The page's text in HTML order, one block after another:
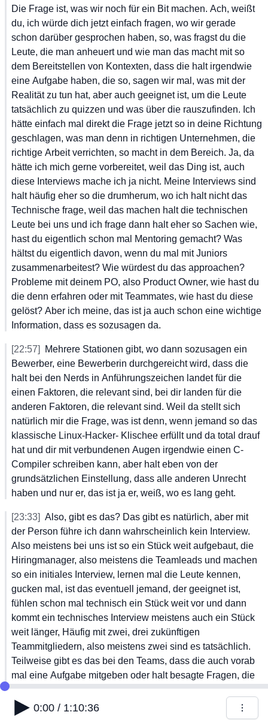
Die Frage ist, was wir noch für ein Bit machen. Ach, weißt
du, ich würde dich jetzt einfach fragen, wo wir gerade
schon darüber gesprochen haben, so, was fragst du die
Leute, die man anheuert und wie man das macht mit so
dem Bereitstellen von Kontexten, dass die halt irgendwie
eine Aufgabe haben, die so, sagen wir mal, was mit der
Realität zu tun hat, aber auch geeignet ist, um die Leute
tatsächlich zu quizzen und was über die rauszufinden. Ich
hätte einfach mal direkt die Frage jetzt so in deine Richtung
geschlagen, was man denn in richtigen Unternehmen, die
richtige Arbeit verrichten, so macht in dem Bereich. Ja, da
hätte ich mich gerne vorbereitet, weil das Ding ist, auch
diese Interviews mache ich ja nicht. Meine Interviews sind
halt häufig eher so die drumherum, wo ich halt nicht das
Technische frage, weil das machen halt die technischen
Leute bei uns und ich frage dann halt eher so Sachen wie,
hast du eigentlich schon mal Mentoring gemacht? Was
hältst du eigentlich davon, wenn du mal mit Juniors
zusammenarbeitest? Wie würdest du das approachen?
Probleme mit deinem PO, also Product Owner, wie hast du
die denn erfahren oder mit Teammates, wie hast du diese
gelöst? Aber ich meine, das ist ja auch schon eine wichtige
Information, dass es sozusagen da.
[22:57] Mehrere Stationen gibt, wo dann sozusagen ein
Bewerber, eine Bewerberin durchgereicht wird, dass die
halt bei den Nerds in Anführungszeichen landet für die
einen Faktoren, die relevant sind, bei dir landen für die
anderen Faktoren, die relevant sind. Weil da stellt sich
natürlich mir die Frage, was ist denn, wenn jemand so das
klassische Linux-Hacker- Klischee erfüllt und da total drauf
hat und dir mit verbundenen Augen irgendwie einen C-
Compiler schreiben kann, aber halt eben von der
grundsätzlichen Einstellung, dass alle anderen Unrecht
haben und nur er, das ist ja er, weiß, wo es lang geht.
[23:33] Also, gibt es das? Das gibt es natürlich, aber mit
der Person führe ich dann wahrscheinlich kein Interview.
Also meistens bei uns ist so ein Stück weit aufgebaut, die
Hiringmanager, also meistens die Teamleads und machen
so ein initiales Interview, lernen mal die Leute kennen,
gucken mal, ist das eventuell jemand, der geeignet ist,
fühlen schon mal technisch ein Stück weit vor und dann
kommt ein technisches Interview meistens auch ein Stück
weit länger, Häufig mit zwei, drei zukünftigen
Teammitgliedern, also meistens zwei sind es tatsächlich.
Teilweise gibt es das bei den Teams, dass die auch vorab
mal eine Aufgabe mitgeben oder halt besagte Fragen, die
wir eben schon kurz diskutiert haben, dann tatsächlich
auch
mitdiskutiert. Und
stark
einfach
die
0:00 / 1:10:36